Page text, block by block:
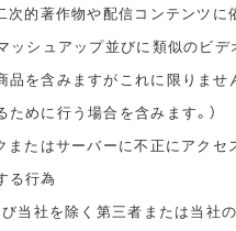
的著作物や配信コンテンツに
ッシュアップ並びに類似のビデ
品を含みますがこれに限りませ
めに行う場合を含みます。）
たはサーバーに不正にアクセ
る行為
当社を除く第三者または当社の